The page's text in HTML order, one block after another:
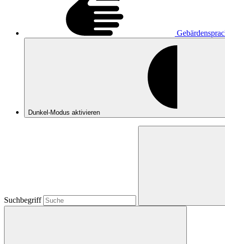
Dunkel-Modus aktivieren
Suchbegriff